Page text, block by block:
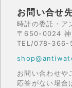
お問い合せ
時計の委託・ア
〒650-0024 神
TEL/078-366-
お問い合わせや
応答がない場合